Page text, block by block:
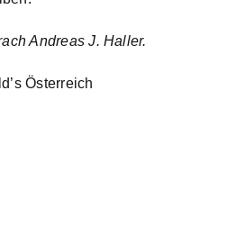
Andreas J. Haller.
Österreich